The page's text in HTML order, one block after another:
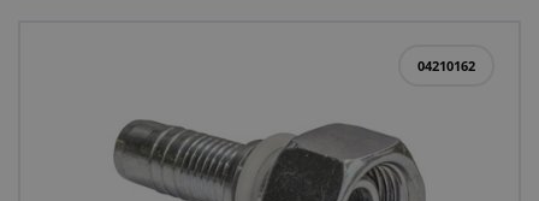
Zlepšení pracovního prostředí
Další pryžové a plastové výrobky
04210162